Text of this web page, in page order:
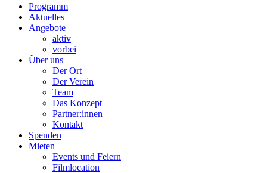
Programm
Aktuelles
Angebote
aktiv
vorbei
Über uns
Der Ort
Der Verein
Team
Das Konzept
Partner:innen
Kontakt
Spenden
Mieten
Events und Feiern
Filmlocation